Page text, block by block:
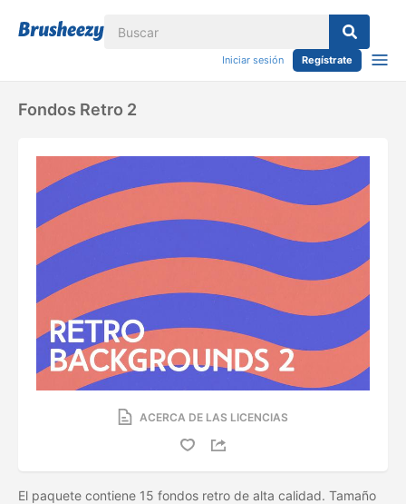
Iniciar sesión Regístrate
Fondos Retro 2
ACERCA DE LAS LICENCIAS
El paquete contiene 15 fondos retro de alta calidad. Tamaño